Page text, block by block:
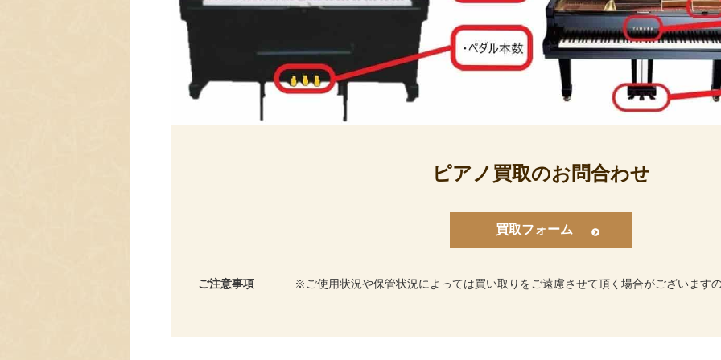
ピアノ買取のお問合わせ
買取フォーム
ご注意事項 ご使用状況や保管状況によっては買い取りをご遠慮させて頂く場合がございます